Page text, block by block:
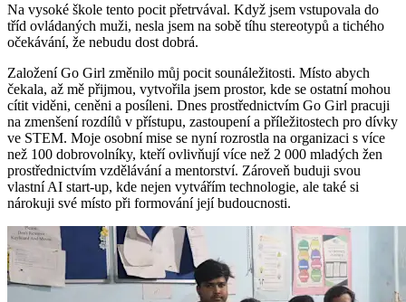
Na vysoké škole tento pocit přetrvával. Když jsem vstupovala do
tříd ovládaných muži, nesla jsem na sobě tíhu stereotypů a tichého
očekávání, že nebudu dost dobrá.
Založení Go Girl změnilo můj pocit sounáležitosti. Místo abych
čekala, až mě přijmou, vytvořila jsem prostor, kde se ostatní mohou
cítit viděni, ceněni a posíleni. Dnes prostřednictvím Go Girl pracuji
na zmenšení rozdílů v přístupu, zastoupení a příležitostech pro dívky
ve STEM. Moje osobní mise se nyní rozrostla na organizaci s více
než 100 dobrovolníky, kteří ovlivňují více než 2 000 mladých žen
prostřednictvím vzdělávání a mentorství. Zároveň buduji svou
vlastní AI start-up, kde nejen vytvářím technologie, ale také si
nárokuji své místo při formování její budoucnosti.